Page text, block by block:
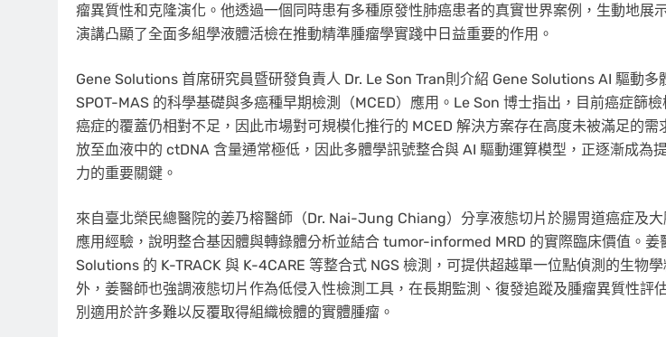
瘤異質性和克隆演化。他透過一個同時患有多種原發性肺癌患者的真實世界案例，生動地展
演講凸顯了全面多組學液體活檢在推動精準腫瘤學實踐中日益重要的作用。
Gene Solutions 首席研究員暨研發負責人 Dr. Le Son Tran則介紹 Gene Solutions AI 驅動多
SPOT-MAS 的科學基礎與多癌種早期檢測（MCED）應用。Le Son 博士指出，目前癌症篩
癌症的覆蓋仍相對不足，因此市場對可規模化推行的 MCED 解決方案存在高度未被滿足的需
放至血液中的 ctDNA 含量通常極低，因此多體學訊號整合與 AI 驅動運算模型，正逐漸成為
力的重要關鍵。
來自臺北榮民總醫院的姜乃榕醫師（Dr. Nai-Jung Chiang）分享液態切片於腸胃道癌症及大
應用經驗，說明整合基因體與轉錄體分析並結合 tumor-informed MRD 的實際臨床價值。姜
Solutions 的 K-TRACK 與 K-4CARE 等整合式 NGS 檢測，可提供超越單一位點偵測的生物
外，姜醫師也強調液態切片作為低侵入性檢測工具，在長期監測、復發追蹤及腫瘤異質性評
別適用於許多難以反覆取得組織檢體的實體腫瘤。